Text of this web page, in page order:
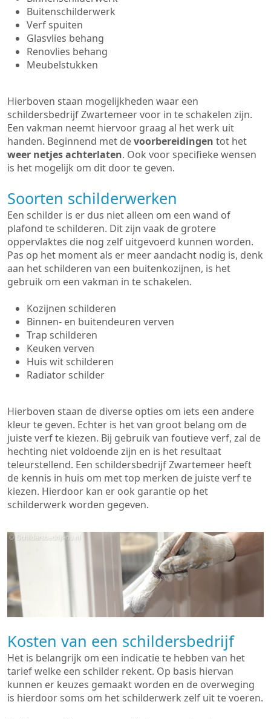
Buitenschilderwerk
Verf spuiten
Glasvlies behang
Renovlies behang
Meubelstukken
Hierboven staan mogelijkheden waar een
schildersbedrijf Zwartemeer voor in te schakelen zijn.
Een vakman neemt hiervoor graag al het werk uit
handen. Beginnend met devoorbereidingen tot het
weer netjes achterlaten. Ook voor specifieke wensen
is het mogelijk om dit door te geven.
Soorten schilderwerken
Een schilder is er dus niet alleen om een wand of
plafond te schilderen. Dit zijn vaak de grotere
oppervlaktes die nog zelf uitgevoerd kunnen worden.
Pas op het moment als er meer aandacht nodig is, denk
aan het schilderen van een buitenkozijnen, is het
gebruik om een vakman in te schakelen.
Kozijnen schilderen
Binnen- en buitendeuren verven
Trap schilderen
Keuken verven
Huis wit schilderen
Radiator schilder
Hierboven staan de diverse opties om iets een andere
kleur te geven. Echter is het van groot belang om de
juiste verf te kiezen. Bij gebruik van foutieve verf, zal de
hechting niet voldoende zijn en is het resultaat
teleurstellend. Een schildersbedrijf Zwartemeer heeft
de kennis in huis om met top merken de juiste verf te
kiezen. Hierdoor kan er ook garantie op het
schilderwerk worden gegeven.
Kosten van een schildersbedrijf
Het is belangrijk om een indicatie te hebben van het
tarief welke een schilder rekent. Op basis hiervan
kunnen er keuzes gemaakt worden en de overweging
is hierdoor soms om het schilderwerk zelf uit te voeren.